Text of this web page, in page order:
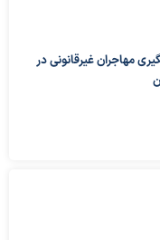
مهاجران غیرقانونی در